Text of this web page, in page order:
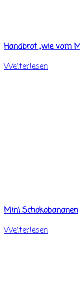
Handbrot „wie vom
Weiterlesen
Mini Schokobananen
Weiterlesen